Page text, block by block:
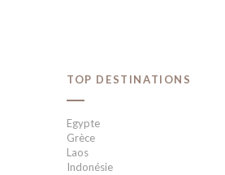
TOP DESTINATIONS
Egypte
Grèce
Laos
Indonésie